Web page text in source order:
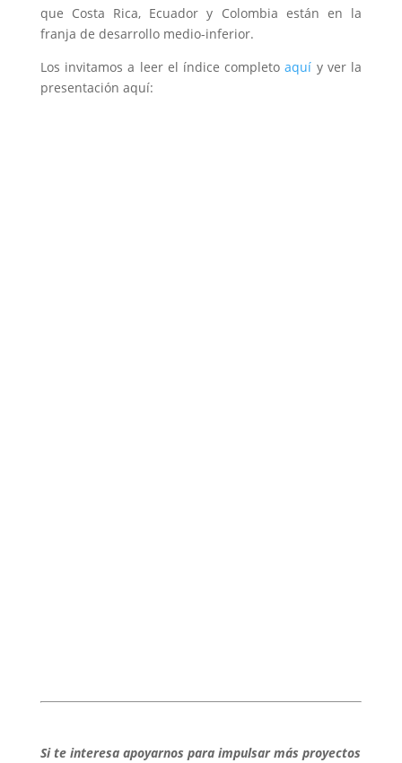
que Costa Rica, Ecuador y Colombia están en la
franja de desarrollo medio-inferior.
Los invitamos a leer el índice completoaquí y ver la
presentación aquí:
Si te interesa apoyarnos para impulsar más proyectos